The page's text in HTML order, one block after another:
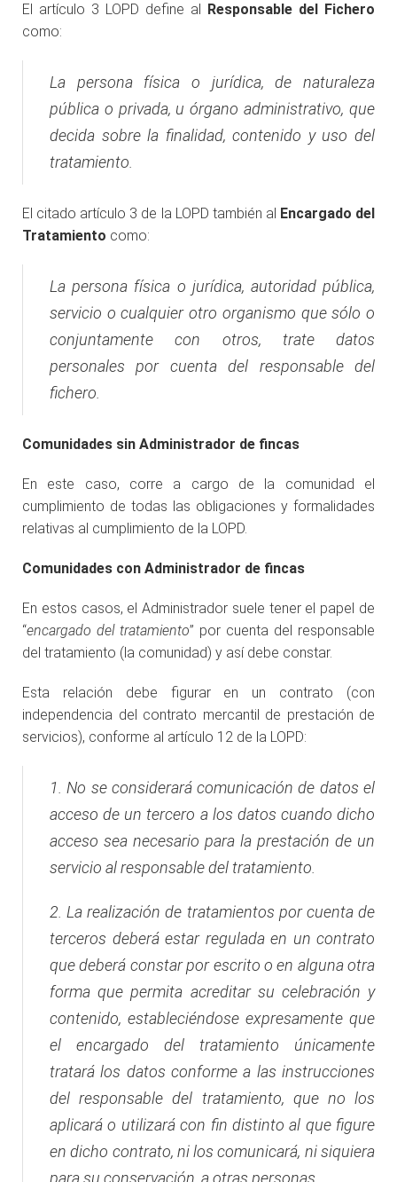
El artículo 3 LOPD define al
Responsable del Fichero
como:
La persona física o jurídica, de naturaleza
pública o privada, u órgano administrativo, que
decida sobre la finalidad, contenido y uso del
tratamiento.
El citado artículo 3 de la LOPD también al Encargado del
Tratamiento como:
La persona física o jurídica, autoridad pública,
servicio o cualquier otro organismo que sólo o
conjuntamente con otros, trate datos
personales por cuenta del responsable del
fichero.
Comunidades sin Administrador de fincas
En este caso, corre a cargo de la comunidad el
cumplimiento de todas las obligaciones y formalidades
relativas al cumplimiento de la LOPD.
Comunidades con Administrador de fincas
En estos casos, el Administrador suele tener el papel de
“encargado del tratamiento” por cuenta del responsable
del tratamiento (la comunidad) y así debe constar.
Esta relación debe figurar en un contrato (con
independencia del contrato mercantil de prestación de
servicios), conforme al artículo 12 de la LOPD:
1.No se considerará comunicación de datos el
acceso de un tercero a los datos cuando dicho
acceso sea necesario para la prestación de un
servicio al responsable del tratamiento.
2.La realización de tratamientos por cuenta de
terceros deberá estar regulada en un contrato
que deberá constar por escrito o en alguna otra
forma que permita acreditar su celebración y
contenido, estableciéndose expresamente que
el encargado del tratamiento únicamente
tratará los datos conforme a las instrucciones
del responsable del tratamiento, que no los
aplicará o utilizará con fin distinto al que figure
en dicho contrato, ni los comunicará, ni siquiera
para su conservación, a otras personas.